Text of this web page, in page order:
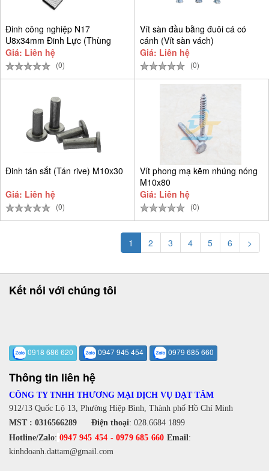
Đinh công nghiệp N17
U8x34mm Đinh Lực (Thùng
9.384 cây)
Giá: Liên hệ
(0)
Vít sàn đầu bằng đuôi cá có
cánh (Vít sàn vách)
Giá: Liên hệ
(0)
Đinh tán sắt (Tán rive) M10x30
Giá: Liên hệ
(0)
Vít phong mạ kẽm nhúng nóng
M10x80
Giá: Liên hệ
(0)
1 2 3 4 5 6 >
Kết nối với chúng tôi
0918 686 620 0947 945 454 0979 685 660
Thông tin liên hệ
CÔNG TY TNHH THƯƠNG MẠI DỊCH VỤ ĐẠT TÂM
912/13 Quốc Lộ 13, Phường Hiệp Bình, Thành phố Hồ Chí Minh
MST : 0316566289 Điện thoại: 028.6684 1899
Hotline/Zalo: 0947 945 454 -0979 685 660 Email:
kinhdoanh.dattam@gmail.com